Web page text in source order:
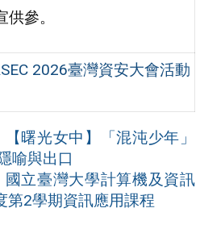
參。
2026臺灣資安大會活動
【曙光女中】「混沌少年」
喻與出口
國立臺灣大學計算機及資訊
第2學期資訊應用課程